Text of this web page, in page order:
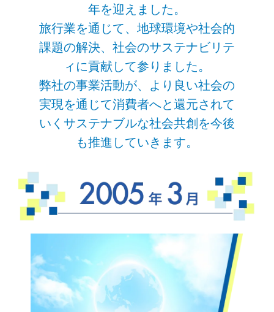
年を迎えました。
旅行業を通じて、地球環境や社会的
課題の解決、社会のサステナビリテ
ィに貢献して参りました。
弊社の事業活動が、より良い社会の
実現を通じて消費者へと還元されて
いくサステナブルな社会共創を今後
も推進していきます。